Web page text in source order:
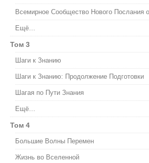
Всемирное Сообщество Нового Послания
Ещё…
Том 3
Шаги к Знанию
Шаги к Знанию: Продолжение Подготовки
Шагая по Пути Знания
Ещё…
Том 4
Большие Волны Перемен
Жизнь во Вселенной